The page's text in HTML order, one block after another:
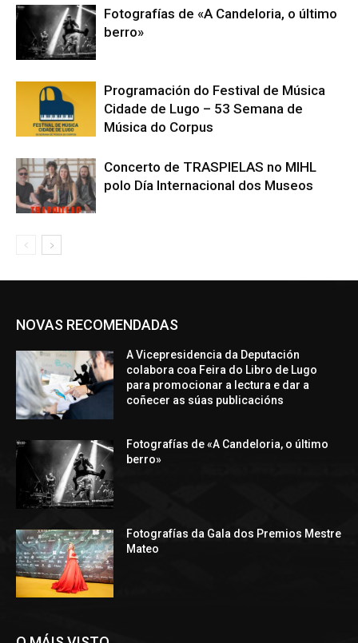
Fotografías de «A Candeloria, o último
berro»
Programación do Festival de Música
Cidade de Lugo – 53 Semana de
Música do Corpus
Concerto de TRASPIELAS no MIHL
polo Día Internacional dos Museos
NOVAS RECOMENDADAS
A Vicepresidencia da Deputación
colabora coa Feira do Libro de Lugo
para promocionar a lectura e dar a
coñecer as súas publicacións
Fotografías de «A Candeloria, o último
berro»
Fotografías da Gala dos Premios Mestre
Mateo